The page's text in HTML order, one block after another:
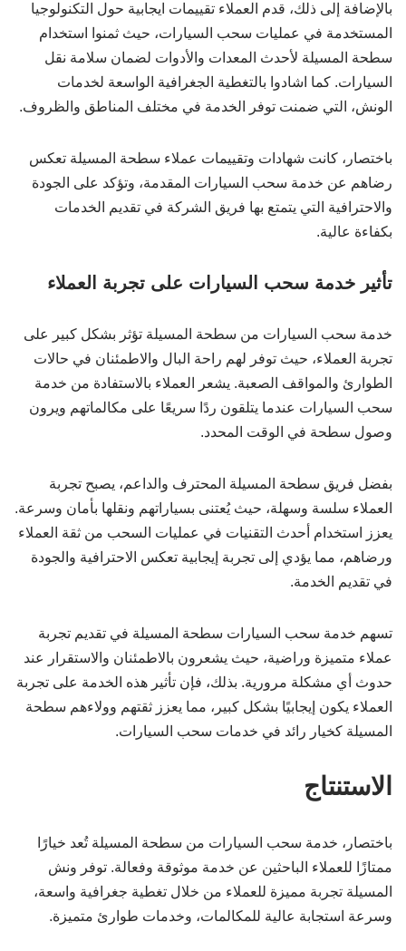
بالإضافة إلى ذلك، قدم العملاء تقييمات ايجابية حول التكنولوجيا
المستخدمة في عمليات سحب السيارات، حيث ثمنوا استخدام
سطحة المسيلة لأحدث المعدات والأدوات لضمان سلامة نقل
السيارات. كما اشادوا بالتغطية الجغرافية الواسعة لخدمات
الونش، التي ضمنت توفر الخدمة في مختلف المناطق والظروف.
باختصار، كانت شهادات وتقييمات عملاء سطحة المسيلة تعكس
رضاهم عن خدمة سحب السيارات المقدمة، وتؤكد على الجودة
والاحترافية التي يتمتع بها فريق الشركة في تقديم الخدمات
بكفاءة عالية.
تأثير خدمة سحب السيارات على تجربة العملاء
خدمة سحب السيارات من سطحة المسيلة تؤثر بشكل كبير على
تجربة العملاء، حيث توفر لهم راحة البال والاطمئنان في حالات
الطوارئ والمواقف الصعبة. يشعر العملاء بالاستفادة من خدمة
سحب السيارات عندما يتلقون ردًا سريعًا على مكالماتهم ويرون
وصول سطحة في الوقت المحدد.
بفضل فريق سطحة المسيلة المحترف والداعم، يصبح تجربة
العملاء سلسة وسهلة، حيث يُعتنى بسياراتهم ونقلها بأمان وسرعة.
يعزز استخدام أحدث التقنيات في عمليات السحب من ثقة العملاء
ورضاهم، مما يؤدي إلى تجربة إيجابية تعكس الاحترافية والجودة
في تقديم الخدمة.
تسهم خدمة سحب السيارات سطحة المسيلة في تقديم تجربة
عملاء متميزة وراضية، حيث يشعرون بالاطمئنان والاستقرار عند
حدوث أي مشكلة مرورية. بذلك، فإن تأثير هذه الخدمة على تجربة
العملاء يكون إيجابيًا بشكل كبير، مما يعزز ثقتهم وولاءهم سطحة
المسيلة كخيار رائد في خدمات سحب السيارات.
الاستنتاج
باختصار، خدمة سحب السيارات من سطحة المسيلة تُعد خيارًا
ممتازًا للعملاء الباحثين عن خدمة موثوقة وفعالة. توفر ونش
المسيلة تجربة مميزة للعملاء من خلال تغطية جغرافية واسعة،
وسرعة استجابة عالية للمكالمات، وخدمات طوارئ متميزة.